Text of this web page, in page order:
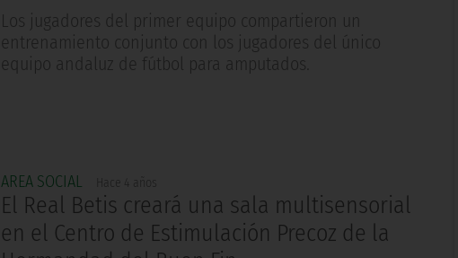
Los jugadores del primer equipo compartieron un
entrenamiento conjunto con los jugadores del único
equipo andaluz de fútbol para amputados.
AREA SOCIAL Hace 4 años
El Real Betis creará una sala multisensorial
en el Centro de Estimulación Precoz de la